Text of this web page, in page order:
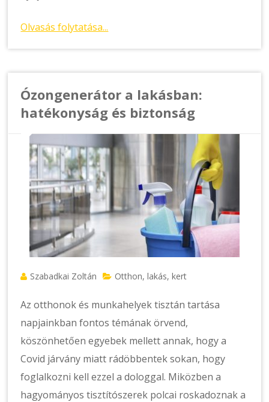
Olvasás folytatása...
Ózongenerátor a lakásban:
hatékonyság és biztonság
Szabadkai Zoltán Otthon, lakás, kert
Az otthonok és munkahelyek tisztán tartása
napjainkban fontos témának örvend,
köszönhetően egyebek mellett annak, hogy a
Covid járvány miatt rádöbbentek sokan, hogy
foglalkozni kell ezzel a dologgal. Miközben a
hagyományos tisztítószerek polcai roskadoznak a